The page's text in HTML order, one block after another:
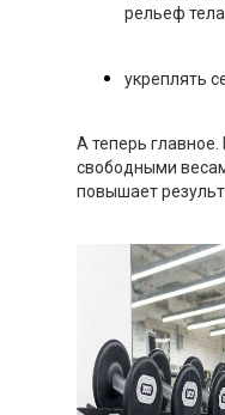
рельеф
укреплять
А теперь главное.
свободными
повышает